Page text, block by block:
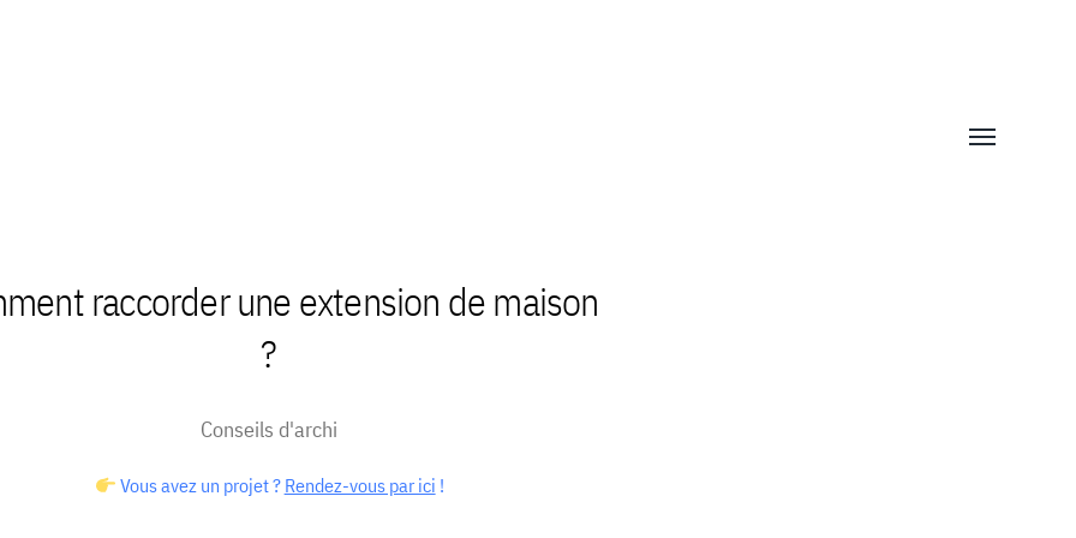
Afficher/
raccorder une extension de maison
?
Conseils d'archi
Vous avez un projet ? Rendez-vous par ici !